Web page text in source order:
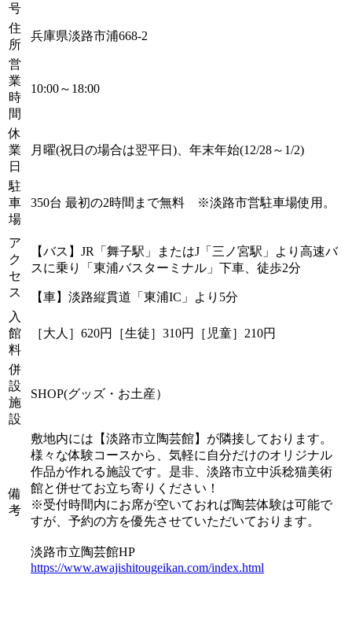
号
住
所
兵庫県淡路市浦668-2
営
業
時
間
10:00～18:00
休
業
日
月曜(祝日の場合は翌平日)、年末年始(12/28～1/2)
駐
車
場
350台 最初の2時間まで無料 ※淡路市営駐車場使用。
ア
ク
セ
ス
【バス】JR「舞子駅」またはJ「三ノ宮駅」より高速バ
スに乗り「東浦バスターミナル」下車、徒歩2分
【車】淡路縦貫道「東浦IC」より5分
入
館
料
［大人］620円［生徒］310円［児童］210円
併
設
施
設
SHOP(グッズ・お土産）
備
考
敷地内には【淡路市立陶芸館】が隣接しております。
様々な体験コースから、気軽に自分だけのオリジナル
作品が作れる施設です。是非、淡路市立中浜稔猫美術
館と併せてお立ち寄りください！
※受付時間内にお席が空いておれば陶芸体験は可能で
すが、予約の方を優先させていただいております。
淡路市立陶芸館HP
https://www.awajishitougeikan.com/index.html